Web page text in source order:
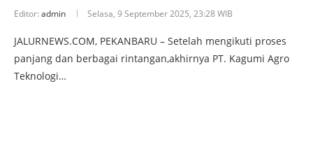
Editor: admin Selasa, 9 September 2025, 23:28 WIB
JALURNEWS.COM, PEKANBARU – Setelah mengikuti proses
panjang dan berbagai rintangan,akhirnya PT. Kagumi Agro
Teknologi…